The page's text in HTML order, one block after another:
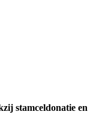
stamceldonatie en